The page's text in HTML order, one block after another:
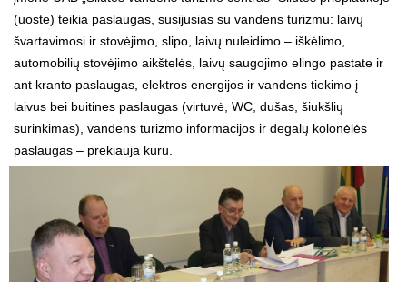
(uoste) teikia paslaugas, susijusias su vandens turizmu: laivų
švartavimosi ir stovėjimo, slipo, laivų nuleidimo – iškėlimo,
automobilių stovėjimo aikštelės, laivų saugojimo elingo pastate ir
ant kranto paslaugas, elektros energijos ir vandens tiekimo į
laivus bei buitines paslaugas (virtuvė, WC, dušas, šiukšlių
surinkimas), vandens turizmo informacijos ir degalų kolonėlės
paslaugas – prekiauja kuru.